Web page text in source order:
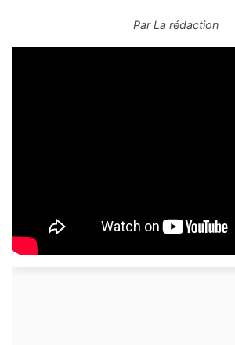
ParLa rédaction